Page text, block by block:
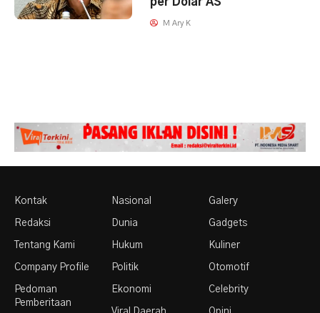
M Ary K
Kontak
Redaksi
Tentang Kami
Company Profile
Pedoman
Pemberitaan
Nasional
Dunia
Hukum
Politik
Ekonomi
Galery
Gadgets
Kuliner
Otomotif
Celebrity